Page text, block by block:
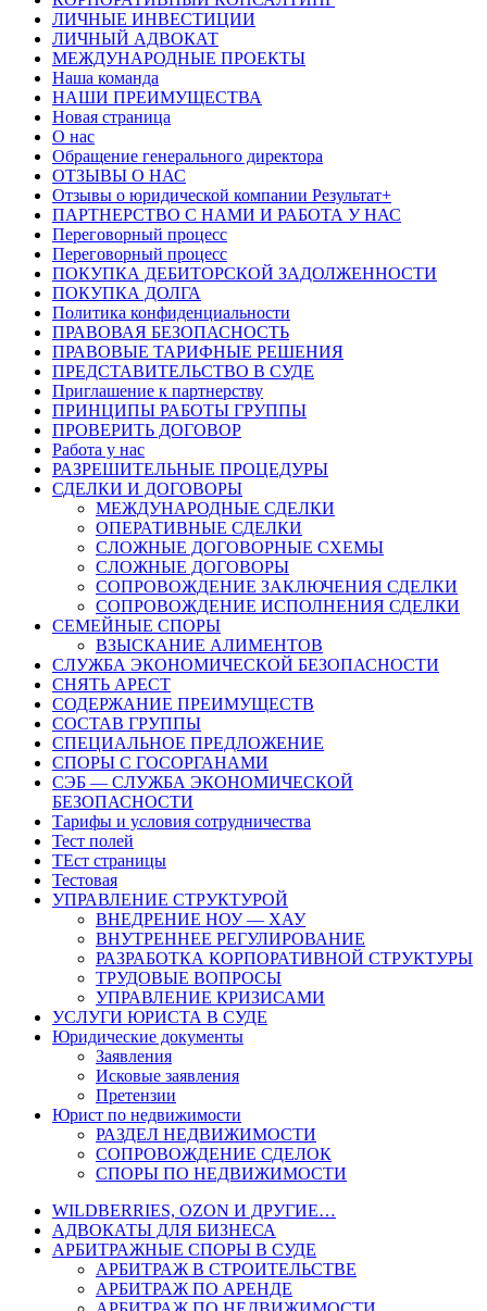
ЛИЧНЫЕ ИНВЕСТИЦИИ
ЛИЧНЫЙ АДВОКАТ
МЕЖДУНАРОДНЫЕ ПРОЕКТЫ
Наша команда
НАШИ ПРЕИМУЩЕСТВА
Новая страница
О нас
Обращение генерального директора
ОТЗЫВЫ О НАС
Отзывы о юридической компании Результат+
ПАРТНЕРСТВО С НАМИ И РАБОТА У НАС
Переговорный процесс
Переговорный процесс
ПОКУПКА ДЕБИТОРСКОЙ ЗАДОЛЖЕННОСТИ
ПОКУПКА ДОЛГА
Политика конфиденциальности
ПРАВОВАЯ БЕЗОПАСНОСТЬ
ПРАВОВЫЕ ТАРИФНЫЕ РЕШЕНИЯ
ПРЕДСТАВИТЕЛЬСТВО В СУДЕ
Приглашение к партнерству
ПРИНЦИПЫ РАБОТЫ ГРУППЫ
ПРОВЕРИТЬ ДОГОВОР
Работа у нас
РАЗРЕШИТЕЛЬНЫЕ ПРОЦЕДУРЫ
СДЕЛКИ И ДОГОВОРЫ
МЕЖДУНАРОДНЫЕ СДЕЛКИ
ОПЕРАТИВНЫЕ СДЕЛКИ
СЛОЖНЫЕ ДОГОВОРНЫЕ СХЕМЫ
СЛОЖНЫЕ ДОГОВОРЫ
СОПРОВОЖДЕНИЕ ЗАКЛЮЧЕНИЯ СДЕЛКИ
СОПРОВОЖДЕНИЕ ИСПОЛНЕНИЯ СДЕЛКИ
СЕМЕЙНЫЕ СПОРЫ
ВЗЫСКАНИЕ АЛИМЕНТОВ
СЛУЖБА ЭКОНОМИЧЕСКОЙ БЕЗОПАСНОСТИ
СНЯТЬ АРЕСТ
СОДЕРЖАНИЕ ПРЕИМУЩЕСТВ
СОСТАВ ГРУППЫ
СПЕЦИАЛЬНОЕ ПРЕДЛОЖЕНИЕ
СПОРЫ С ГОСОРГАНАМИ
СЭБ — СЛУЖБА ЭКОНОМИЧЕСКОЙ
БЕЗОПАСНОСТИ
Тарифы и условия сотрудничества
Тест полей
ТЕст страницы
Тестовая
УПРАВЛЕНИЕ СТРУКТУРОЙ
ВНЕДРЕНИЕ НОУ — ХАУ
ВНУТРЕННЕЕ РЕГУЛИРОВАНИЕ
РАЗРАБОТКА КОРПОРАТИВНОЙ СТРУКТУРЫ
ТРУДОВЫЕ ВОПРОСЫ
УПРАВЛЕНИЕ КРИЗИСАМИ
УСЛУГИ ЮРИСТА В СУДЕ
Юридические документы
Заявления
Исковые заявления
Претензии
Юрист по недвижимости
РАЗДЕЛ НЕДВИЖИМОСТИ
СОПРОВОЖДЕНИЕ СДЕЛОК
СПОРЫ ПО НЕДВИЖИМОСТИ
WILDBERRIES, OZON И ДРУГИЕ…
АДВОКАТЫ ДЛЯ БИЗНЕСА
АРБИТРАЖНЫЕ СПОРЫ В СУДЕ
АРБИТРАЖ В СТРОИТЕЛЬСТВЕ
АРБИТРАЖ ПО АРЕНДЕ